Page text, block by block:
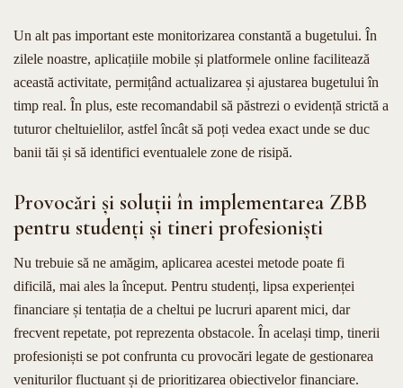
Un alt pas important este monitorizarea constantă a bugetului. În
zilele noastre, aplicațiile mobile și platformele online facilitează
această activitate, permițând actualizarea și ajustarea bugetului în
timp real. În plus, este recomandabil să păstrezi o evidență strictă a
tuturor cheltuielilor, astfel încât să poți vedea exact unde se duc
banii tăi și să identifici eventualele zone de risipă.
Provocări și soluții în implementarea ZBB
pentru studenți și tineri profesioniști
Nu trebuie să ne amăgim, aplicarea acestei metode poate fi
dificilă, mai ales la început. Pentru studenți, lipsa experienței
financiare și tentația de a cheltui pe lucruri aparent mici, dar
frecvent repetate, pot reprezenta obstacole. În același timp, tinerii
profesioniști se pot confrunta cu provocări legate de gestionarea
veniturilor fluctuant și de prioritizarea obiectivelor financiare.